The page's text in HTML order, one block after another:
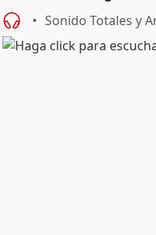
Urgencias
Sonido Totales y